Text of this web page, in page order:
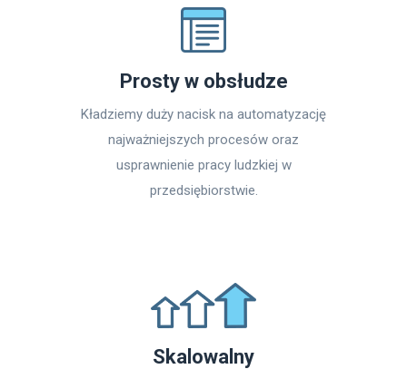
Prosty w obsłudze
Kładziemy duży nacisk na automatyzację
najważniejszych procesów oraz
usprawnienie pracy ludzkiej w
przedsiębiorstwie.
Skalowalny